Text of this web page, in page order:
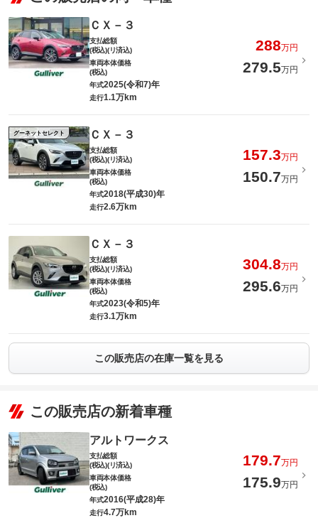
ＣＸ－３
支払総額
(税込)(リ済込)
288万円
車両本体価格
(税込)
279.5万円
年式2025(令和7)年
走行1.1万km
グーネットセレクト ＣＸ－３
支払総額
(税込)(リ済込)
157.3万円
車両本体価格
(税込)
150.7万円
年式2018(平成30)年
走行2.6万km
ＣＸ－３
支払総額
(税込)(リ済込)
304.8万円
車両本体価格
(税込)
295.6万円
年式2023(令和5)年
走行3.1万km
この販売店の在庫一覧を見る
この販売店の新着車種
アルトワークス
支払総額
(税込)(リ済込)
179.7万円
車両本体価格
(税込)
175.9万円
年式2016(平成28)年
走行4.7万km